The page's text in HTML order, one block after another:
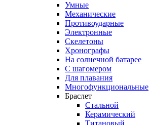
Умные
Механические
Противоударные
Электронные
Скелетоны
Хронографы
На солнечной батарее
С шагомером
Для плавания
Многофункциональные
Браслет
Стальной
Керамический
Титановый